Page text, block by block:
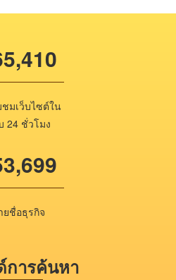
ชมเว็บไซต์ใน
24 ชั่วโมง
ยชื่อธุรกิจ
การค้นหา